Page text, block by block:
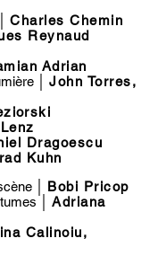
Charles Chemin
Reynaud
Adrian
John Torres,
Dragoescu
Kuhn
│ Bobi Pricop
Adriana
Calinoiu,